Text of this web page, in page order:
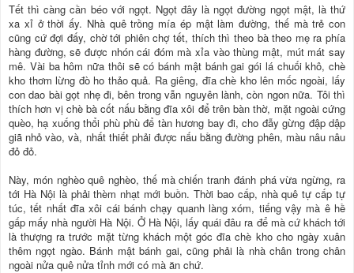
Tết thì càng cần béo với ngọt. Ngọt đây là ngọt đường ngọt mật, là thứ
xa xỉ ở thời ấy. Nhà quê trồng mía ép mật làm đường, thế mà trẻ con
cũng cứ đợi đấy, chờ tới phiên chợ tết, thích thì theo bà theo mẹ ra phía
hàng đường, sẽ được nhón cái đóm mà xỉa vào thùng mật, mút mát say
mê. Vài ba hôm nữa thôi sẽ có bánh mật bánh gai gói lá chuối khô, chè
kho thơm lừng đò ho thảo quả. Ra giêng, đĩa chè kho lên mốc ngoài, lấy
con dao bài gọt nhẹ đi, bên trong vẫn nguyên lành, còn ngon nữa. Tôi thì
thích hơn vị chè bà cốt nấu bằng đĩa xôi để trên bàn thờ, mặt ngoài cứng
quèo, hạ xuống thổi phù phù để tàn hương bay đi, cho đẫy gừng đập dập
giã nhỏ vào, và, nhất thiết phải được nấu bằng đường phên, màu nâu nâu
đỏ đỏ.
Này, món nghèo quê nghèo, thế mà chiến tranh đánh phá vừa ngừng, ra
tới Hà Nội là phải thèm nhạt mới buồn. Thời bao cấp, nhà quê tự cấp tự
túc, tết nhất đĩa xôi cái bánh chạy quanh làng xóm, tiếng vậy mà ê hề
gấp mấy nhà người Hà Nội. Ở Hà Nội, lấy quái đâu ra để mà cứ khách tới
là thượng ra trước mặt từng khách một góc đĩa chè kho cho ngày xuân
thêm ngọt ngào. Bánh mật bánh gai, cũng phải là nhà chân trong chân
ngoài nửa quê nửa tỉnh mới có mà ăn chứ.